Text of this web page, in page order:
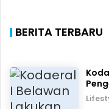
BERITA TERBARU